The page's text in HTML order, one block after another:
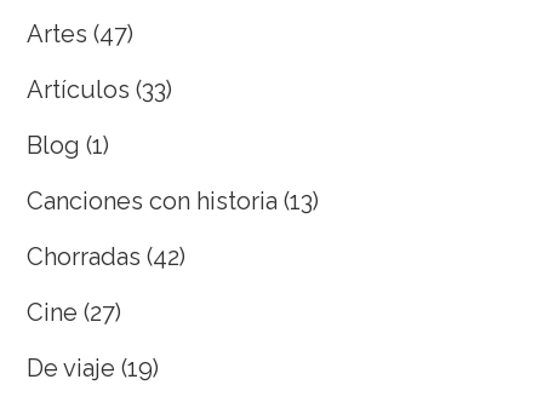
Artes (47)
Artículos (33)
Blog (1)
Canciones con historia (13)
Chorradas (42)
Cine (27)
De viaje (19)